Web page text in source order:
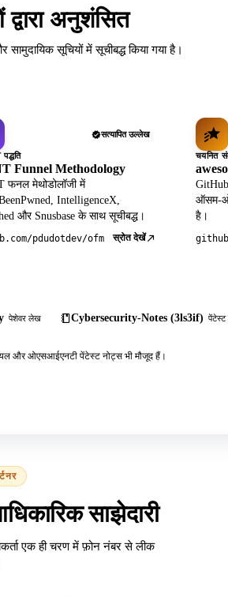
अनुशंसित
सूचियों में सूचीबद्ध किया गया है।
सत्यापित उल्लेख
Funnel Methodology
फनल मेथोडोलॉजी में
IntelligenceX,
और Snusbase के साथ सूचीबद्ध।
pdudotdev/ofm स्रोत देखें
चयनित
ऑसम-
है।
पेशेवर लेख Cybersecurity-Notes (3ls3if) पेंटेस्ट
और ओएसआईएनटी पेंटेस्ट नोट्स भी मौजूद हैं।
साझेदारी
एक ही चरण में फ़ोन नंबर से लीक